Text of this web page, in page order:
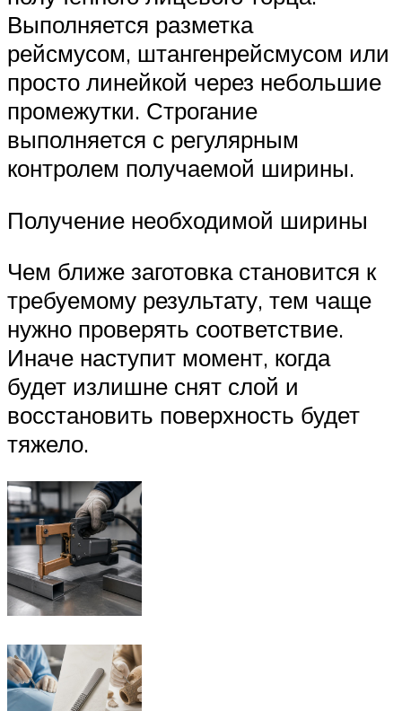
Выполняется разметка
рейсмусом, штангенрейсмусом или
просто линейкой через небольшие
промежутки. Строгание
выполняется с регулярным
контролем получаемой ширины.
Получение необходимой ширины
Чем ближе заготовка становится к
требуемому результату, тем чаще
нужно проверять соответствие.
Иначе наступит момент, когда
будет излишне снят слой и
восстановить поверхность будет
тяжело.